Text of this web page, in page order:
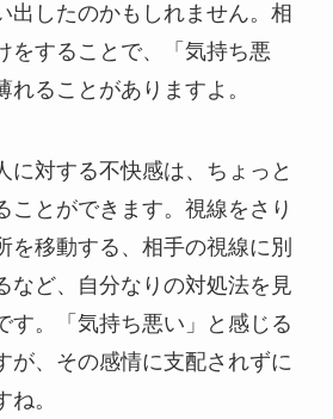
出したのかもしれません。相
をすることで、「気持ち悪
れることがありますよ。
に対する不快感は、ちょっと
ことができます。視線をさり
を移動する、相手の視線に別
など、自分なりの対処法を見
す。「気持ち悪い」と感じる
が、その感情に支配されずに
。